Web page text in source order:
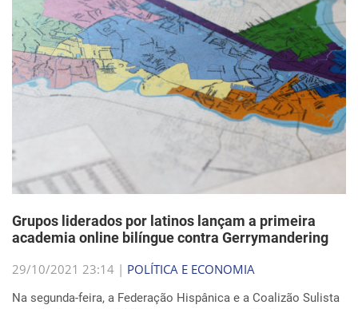
Grupos liderados por latinos lançam a primeira
academia online bilíngue contra Gerrymandering
29/10/2021 23:14 | POLÍTICA E ECONOMIA
Na segunda-feira, a Federação Hispânica e a Coalizão Sulista